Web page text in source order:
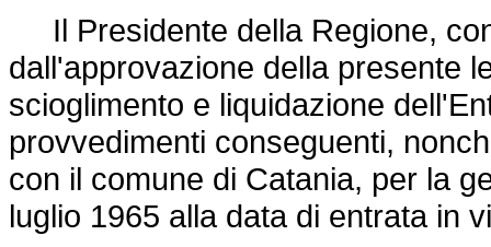
Il Presidente della Regione,
dall'approvazione della presente
scioglimento e liquidazione
provvedimenti conseguenti,
con il comune di Catania, per la
luglio 1965 alla data di entrata in